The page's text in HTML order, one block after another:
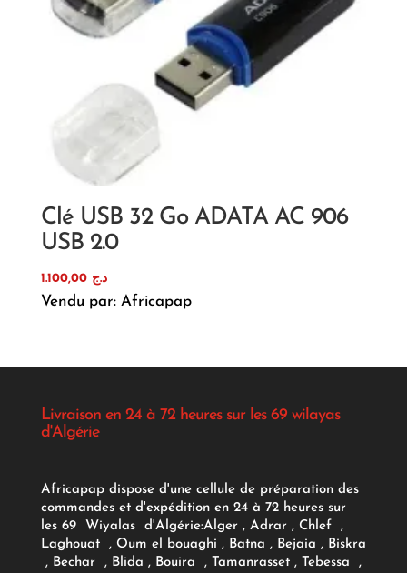
Clé USB 32 Go ADATA AC 906
USB 2.0
د.ج 1.100,00
Vendu par: Africapap
Livraison en 24 à 72 heures sur les 69 wilayas
d'Algérie
Africapap dispose d'une cellule de préparation des
commandes et d'expédition en 24 à 72 heures sur
les 69 Wiyalas d'Algérie:Alger , Adrar, Chlef ,
Laghouat , Oum el bouaghi , Batna , Bejaia , Biskra
, Bechar , Blida , Bouira , Tamanrasset , Tebessa ,